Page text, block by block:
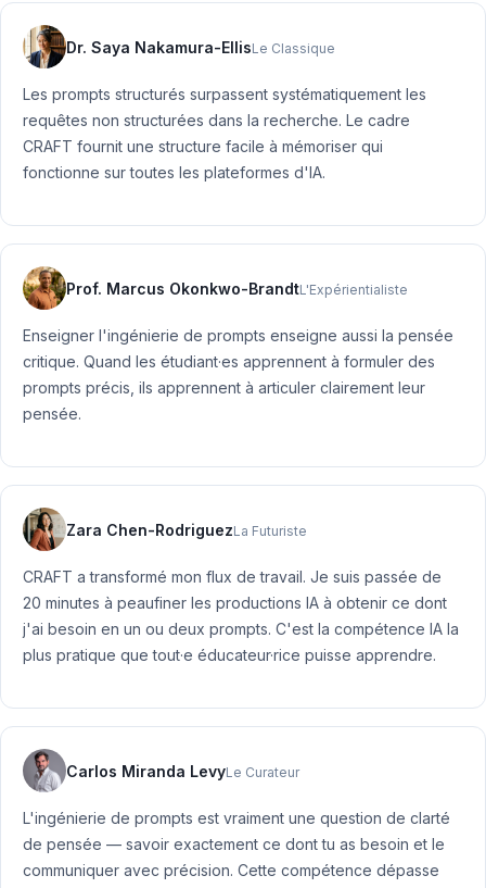
Dr. Saya Nakamura-EllisLe Classique
Les prompts structurés surpassent systématiquement les
requêtes non structurées dans la recherche. Le cadre
CRAFT fournit une structure facile à mémoriser qui
fonctionne sur toutes les plateformes d'IA.
Prof. Marcus Okonkwo-BrandtL'Expérientialiste
Enseigner l'ingénierie de prompts enseigne aussi la pensée
critique. Quand les étudiant·es apprennent à formuler des
prompts précis, ils apprennent à articuler clairement leur
pensée.
Zara Chen-RodriguezLa Futuriste
CRAFT a transformé mon flux de travail. Je suis passée de
20 minutes à peaufiner les productions IA à obtenir ce dont
j'ai besoin en un ou deux prompts. C'est la compétence IA la
plus pratique que tout·e éducateur·rice puisse apprendre.
Carlos Miranda LevyLe Curateur
L'ingénierie de prompts est vraiment une question de clarté
de pensée — savoir exactement ce dont tu as besoin et le
communiquer avec précision. Cette compétence dépasse